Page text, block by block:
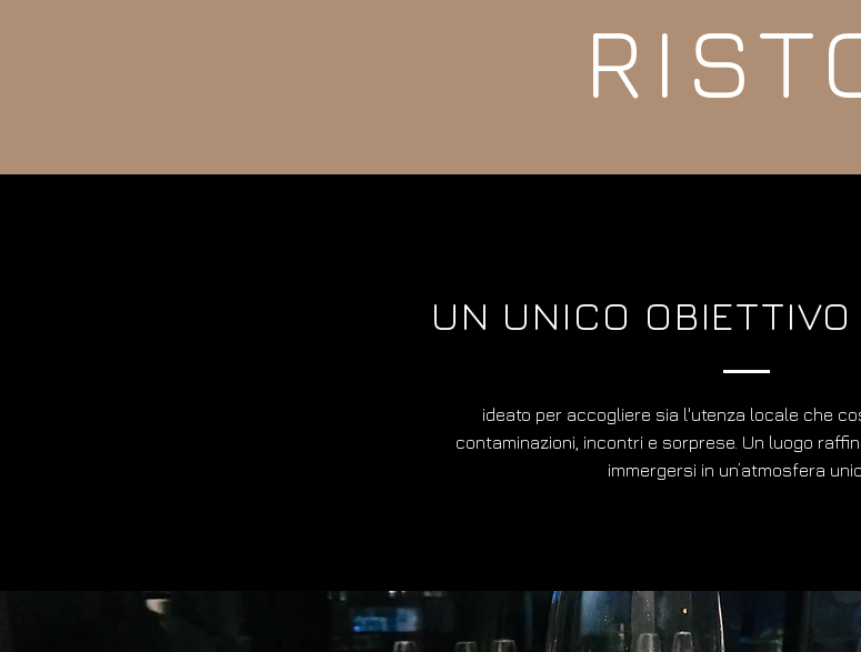
UN UNICO
ideato per accogliere sia l'utenza locale che
contaminazioni, incontri e sorprese. Un luogo
immergersi in un’atmosfera